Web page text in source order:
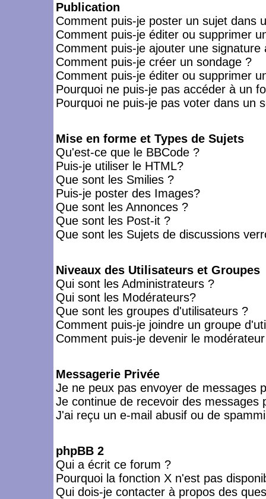
Publication
Comment puis-je poster un sujet dans
Comment puis-je éditer ou supprimer
Comment puis-je ajouter une signature
Comment puis-je créer un sondage ?
Comment puis-je éditer ou supprimer
Pourquoi ne puis-je pas accéder à un
Pourquoi ne puis-je pas voter dans un
Mise en forme et Types de Sujets
Qu'est-ce que le BBCode ?
Puis-je utiliser le HTML?
Que sont les Smilies ?
Puis-je poster des Images?
Que sont les Annonces ?
Que sont les Post-it ?
Que sont les Sujets de discussions
Niveaux des Utilisateurs et Groupes
Qui sont les Administrateurs ?
Qui sont les Modérateurs?
Que sont les groupes d'utilisateurs ?
Comment puis-je joindre un groupe
Comment puis-je devenir le
Messagerie Privée
Je ne peux pas envoyer de messages
Je continue de recevoir des messages
J'ai reçu un e-mail abusif ou de
phpBB 2
Qui a écrit ce forum ?
Pourquoi la fonction X n'est pas
Qui dois-je contacter à propos des